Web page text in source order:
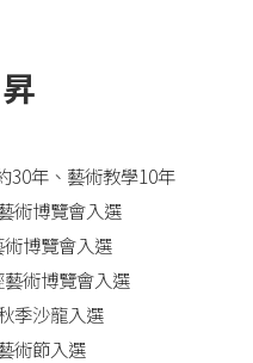
30年、藝術教學10年
術博覽會入選
博覽會入選
術博覽會入選
季沙龍入選
術節入選